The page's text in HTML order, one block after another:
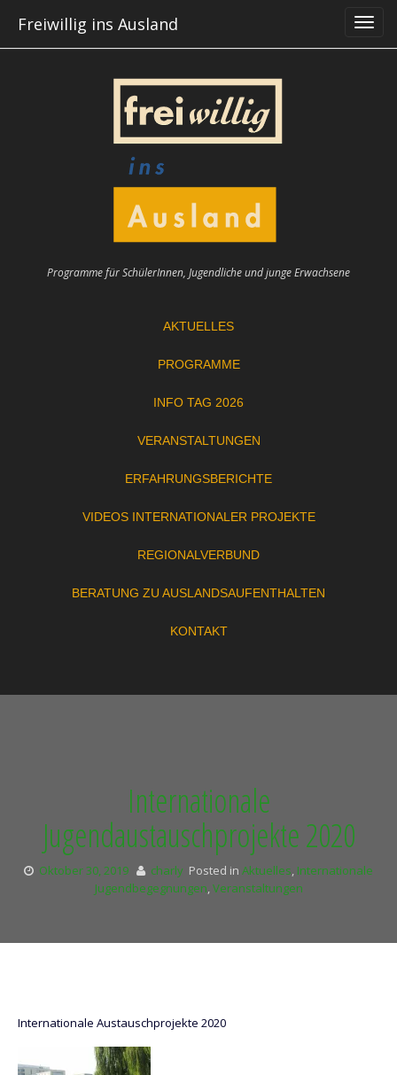
Freiwillig ins Ausland
Programme für SchülerInnen, Jugendliche und junge Erwachsene
AKTUELLES
PROGRAMME
INFO TAG 2026
VERANSTALTUNGEN
ERFAHRUNGSBERICHTE
VIDEOS INTERNATIONALER PROJEKTE
REGIONALVERBUND
BERATUNG ZU AUSLANDSAUFENTHALTEN
KONTAKT
Internationale
Jugendaustauschprojekte 2020
Oktober 30, 2019 charly Posted in Aktuelles, Internationale
Jugendbegegnungen,Veranstaltungen
Internationale Austauschprojekte 2020